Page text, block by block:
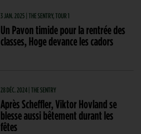
3 JAN. 2025 | THE SENTRY, TOUR 1
Un Pavon timide pour la rentrée des
classes, Hoge devance les cadors
28 DÉC. 2024 | THE SENTRY
Après Scheffler, Viktor Hovland se
blesse aussi bêtement durant les
fêtes